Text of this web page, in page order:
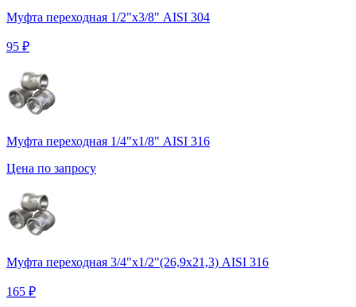
Муфта переходная 1/2"х3/8" AISI 304
95 ₽
Муфта переходная 1/4"х1/8" AISI 316
Цена по запросу
Муфта переходная 3/4"х1/2"(26,9х21,3) AISI 316
165 ₽